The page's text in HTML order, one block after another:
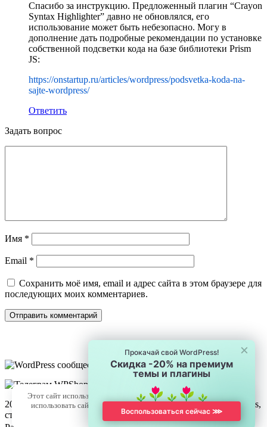
Спасибо за инструкцию. Предложенный плагин “Crayon
Syntax Highlighter” давно не обновлялся, его
использование может быть небезопасно. Могу в
дополнение дать подробные рекомендации по установке
собственной подсветки кода на базе библиотеки Prism
JS:
https://onstartup.ru/articles/wordpress/podsvetka-koda-na-
sajte-wordpress/
Ответить
Задать вопрос
Имя *
Email *
Сохранить моё имя, email и адрес сайта в этом браузере для
последующих моих комментариев.
2016—2026 © WPSchool.ru — Обучающий ресурс о WordPress,
статьи, уроки, обучение и курсы.
×
Прокачай свой WordPress!
Скидка -20% на премиум
темы и плагины
Воспользоваться сейчас ⋙
Этот сайт использует cookie для хранения данных. Продолжая
использовать сайт, Вы даете свое согласие на работу с этими
файлами.
OK